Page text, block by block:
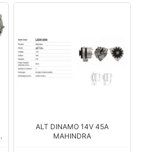
ALT DINAMO 14V 45A
MAHINDRA